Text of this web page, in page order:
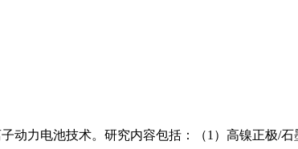
动力电池技术。研究内容包括：（1 ）高镍正极/石